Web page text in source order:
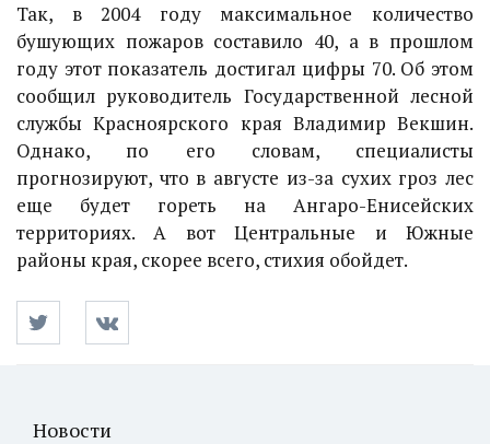
Так, в 2004 году максимальное количество
бушующих пожаров составило 40, а в прошлом
году этот показатель достигал цифры 70. Об этом
сообщил руководитель Государственной лесной
службы Красноярского края Владимир Векшин.
Однако, по его словам, специалисты
прогнозируют, что в августе из-за сухих гроз лес
еще будет гореть на Ангаро-Енисейских
территориях. А вот Центральные и Южные
районы края, скорее всего, стихия обойдет.
Новости